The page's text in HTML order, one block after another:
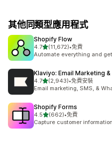
其他同類型應用程式
Shopify Flow
4.7滿分 5 顆星
(11,672)
共有 11672 則評價
•免費
Automate everything and
Klaviyo: Email Marketing &
4.7滿分 5 顆星
(2,943)
共有 2943 則評價
•免費安裝
Email marketing, SMS, &
Shopify Forms
4.5滿分 5 顆星
(662)
共有 662 則評價
•免費
Capture customer